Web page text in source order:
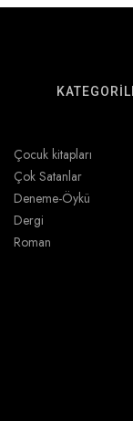
Çocuk kitapları
Çok Satanlar
Deneme-Öykü
Dergi
Roman